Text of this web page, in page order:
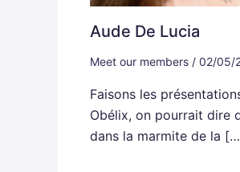
Aude De Lucia
Meet our members / 02/05/
Faisons les
Obélix, on pourrait dire
dans la marmite de la